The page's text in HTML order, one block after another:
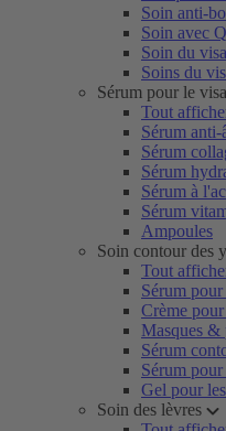
Soin anti-
Soin avec
Soin du
Soins du
Sérum pour le
Tout
Sérum anti-
Sérum
Sérum
Sérum à
Sérum
Ampoules
Soin contour des
Tout
Sérum
Crème
Masques &
Sérum
Sérum
Gel pour
Soin des lèvres